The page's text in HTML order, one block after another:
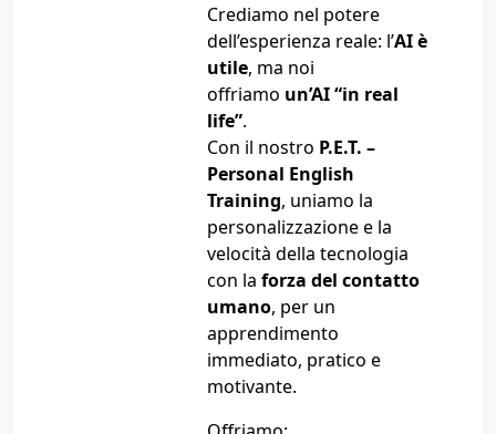
Crediamo nel potere
dell’esperienza reale: l’AI è
utile, ma noi
offriamo un’AI “in real
life”.
Con il nostro P.E.T. –
Personal English
Training, uniamo la
personalizzazione e la
velocità della tecnologia
con laforza del contatto
umano, per un
apprendimento
immediato, pratico e
motivante.